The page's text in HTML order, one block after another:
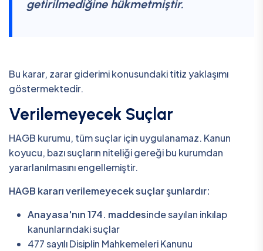
getirilmediğine hükmetmiştir.
Bu karar, zarar giderimi konusundaki titiz yaklaşımı
göstermektedir.
Verilemeyecek Suçlar
HAGB kurumu, tüm suçlar için uygulanamaz. Kanun
koyucu, bazı suçların niteliği gereği bu kurumdan
yararlanılmasını engellemiştir.
HAGB kararı verilemeyecek suçlar şunlardır:
Anayasa'nın 174. maddesinde sayılan inkılap
kanunlarındaki suçlar
477 sayılı Disiplin Mahkemeleri Kanunu